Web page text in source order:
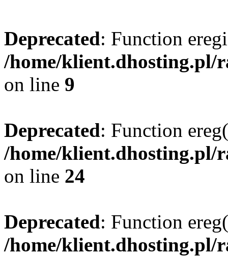
Deprecated: Function
/home/klient.dhosting.pl/
on line 9
Deprecated: Function
/home/klient.dhosting.pl/
on line 24
Deprecated: Function
/home/klient.dhosting.pl/